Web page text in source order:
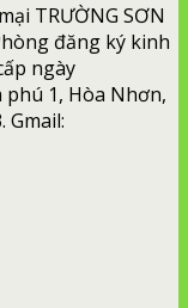
TRƯỜNG SƠN
đăng ký kinh
ngày
1, Hòa Nhơn,
Gmail: